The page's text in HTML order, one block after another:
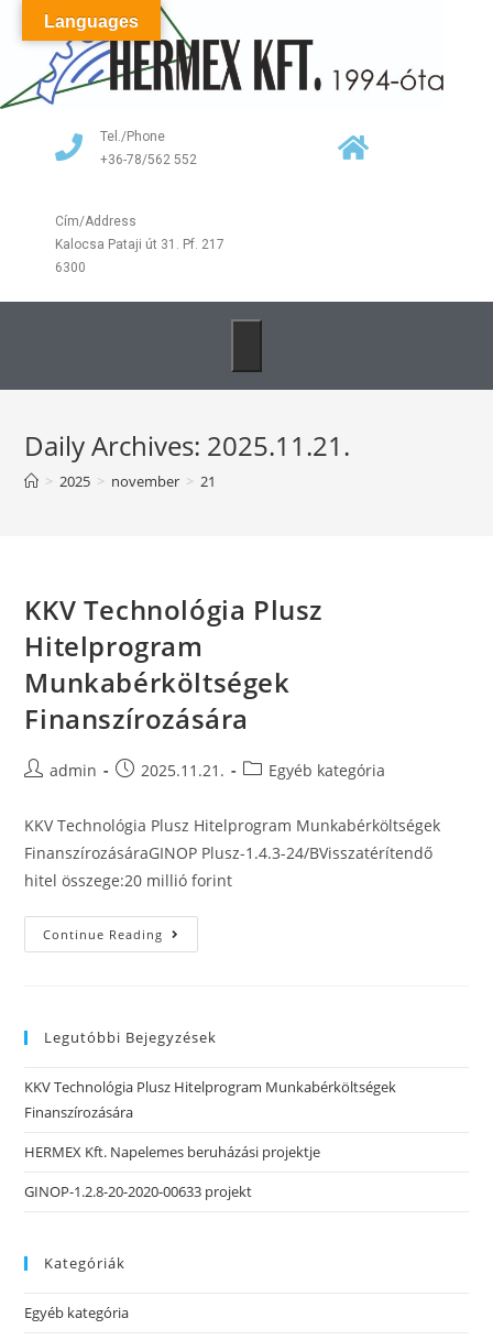
Tel./Phone
+36-78/562 552
Cím/Address
Kalocsa Pataji út 31. Pf. 217
6300
Daily Archives: 2025.11.21.
> 2025 > november > 21
KKV Technológia Plusz
Hitelprogram
Munkabérköltségek
Finanszírozására
admin 2025.11.21. Egyéb kategória
KKV Technológia Plusz Hitelprogram Munkabérköltségek
FinanszírozásáraGINOP Plusz-1.4.3-24/BVisszatérítendő
hitel összege:20 millió forint
Continue Reading
Legutóbbi Bejegyzések
KKV Technológia Plusz Hitelprogram Munkabérköltségek
Finanszírozására
HERMEX Kft. Napelemes beruházási projektje
GINOP-1.2.8-20-2020-00633 projekt
Kategóriák
Egyéb kategória
Languages